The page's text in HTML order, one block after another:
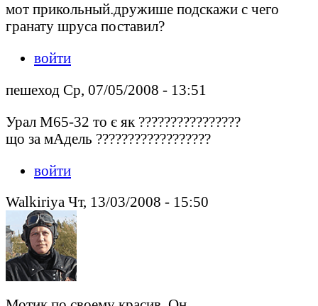
мот прикольный.дружише подскажи с чего
гранату шруса поставил?
войти
пешеход Ср, 07/05/2008 - 13:51
Урал М65-32 то є як ????????????????
що за мАдель ??????????????????
войти
Walkiriya Чт, 13/03/2008 - 15:50